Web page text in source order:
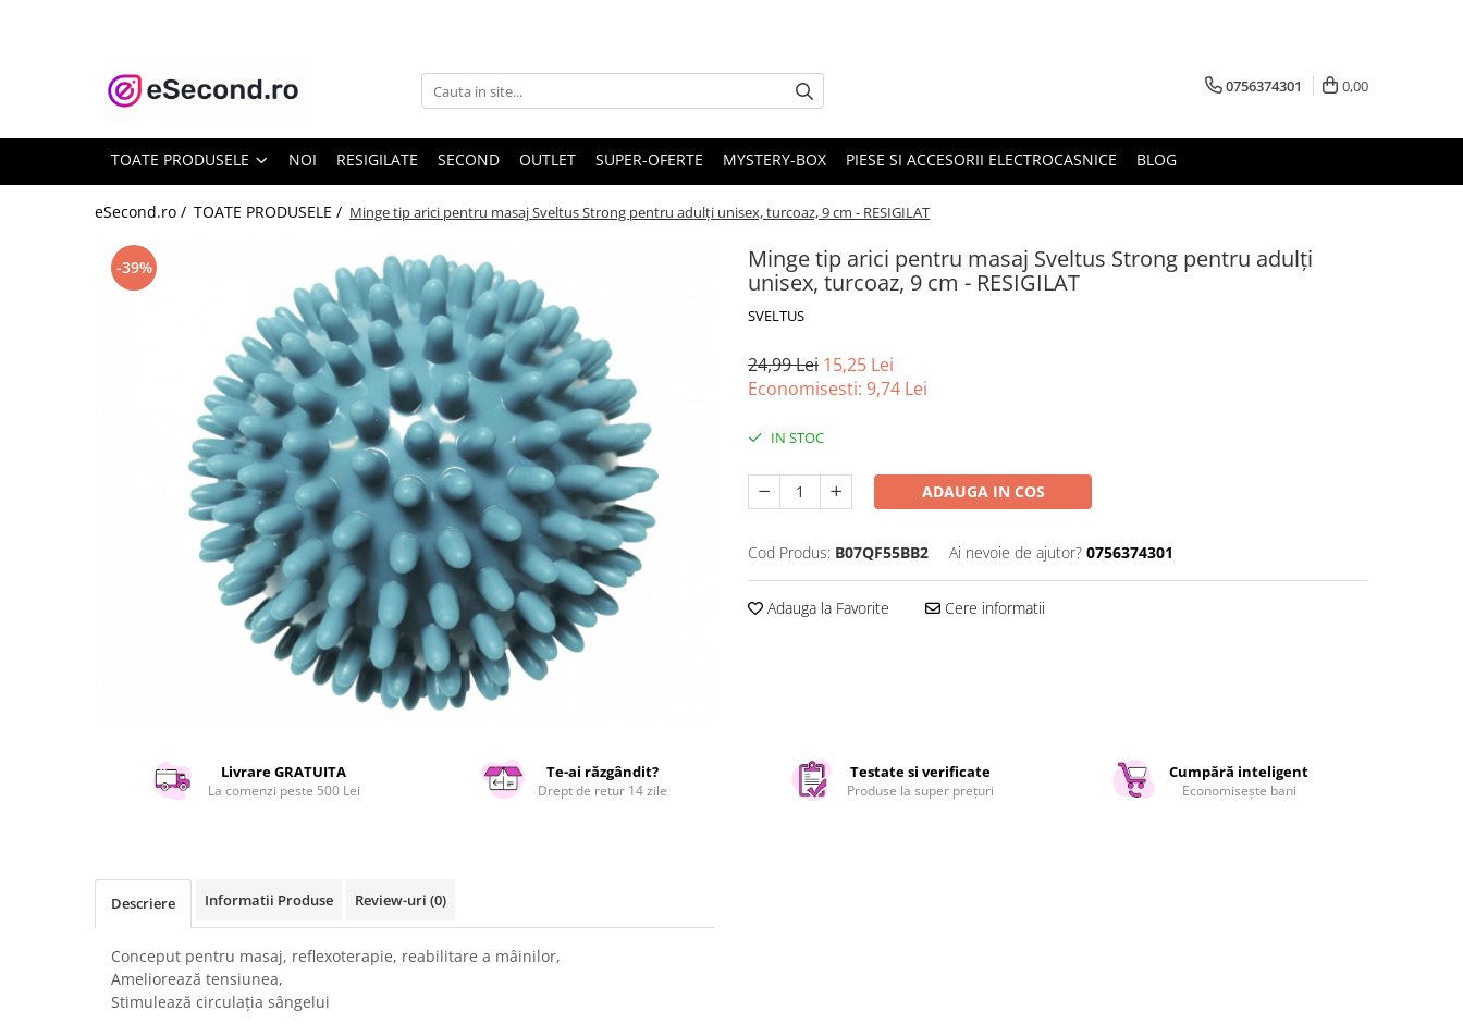
TOATE PRODUSELE
Accesorii Auto
Covorase auto
Electronice Auto
Intretinere & Cosmetica auto
Reparatii si echipamente auto
Mobila Living & Dining
Organizare si depozitare
Scule electrice si unelte
Silicon, spume si solutii tehnice
Textile si covoare
Uscatoare rufe
0756374301 0,00
TOATE PRODUSELE NOI RESIGILATE SECOND OUTLET SUPER-OFERTE MYSTERY-BOX PIESE SI ACCESORII ELECTROCASNICE BLOG
eSecond.ro / TOATE PRODUSELE / Minge tip arici pentru masaj Sveltus Strong pentru adulți unisex, turcoaz, 9 cm - RESIGILAT
Minge tip arici pentru masaj Sveltus Strong pentru adulți
unisex, turcoaz, 9 cm - RESIGILAT
SVELTUS
-39%
24,99 Lei 15,25 Lei
Economisesti: 9,74 Lei
IN STOC
ADAUGA IN COS
Cod Produs: B07QF55BB2 Ai nevoie de ajutor? 0756374301
Adauga la Favorite Cere informatii
Livrare GRATUITA
La comenzi peste 500 Lei
Te-ai răzgândit?
Drept de retur 14 zile
Testate si verificate
Produse la super prețuri
Cumpără inteligent
Economisește bani
Descriere Informatii Produse Review-uri (0)
Conceput pentru masaj, reflexoterapie, reabilitare a mâinilor,
Ameliorează tensiunea,
Stimulează circulația sângelui